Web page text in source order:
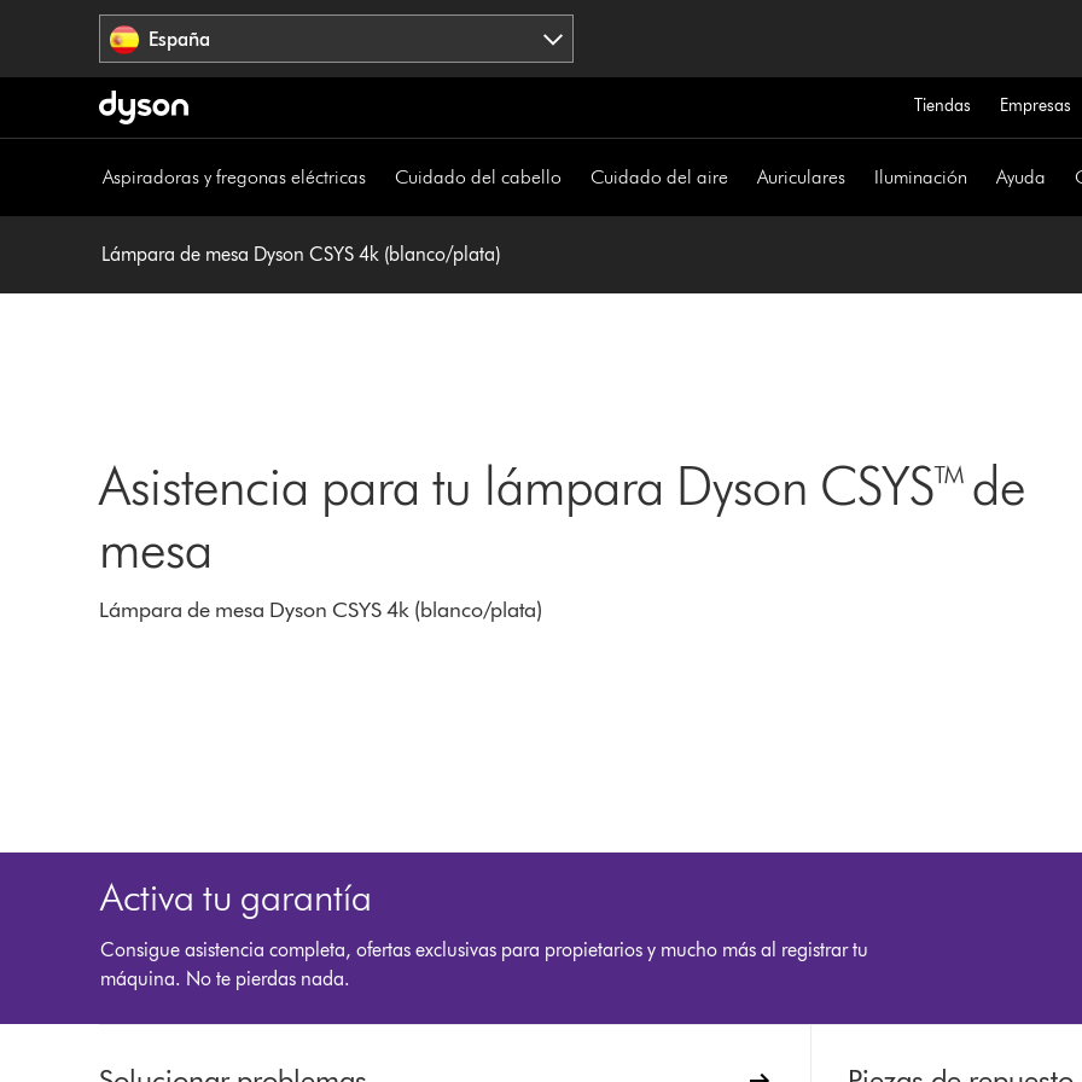
España
Tiendas Empresas
Aspiradoras y fregonas eléctricas Cuidado del cabello Cuidado del aire Auriculares Iluminación Ayuda
Lámpara de mesa Dyson CSYS 4k (blanco/plata)
Asistencia para tu lámpara Dyson CSYS™ de
mesa
Lámpara de mesa Dyson CSYS 4k (blanco/plata)
Activa tu garantía
Consigue asistencia completa, ofertas exclusivas para propietarios y mucho más al registrar tu
máquina. No te pierdas nada.